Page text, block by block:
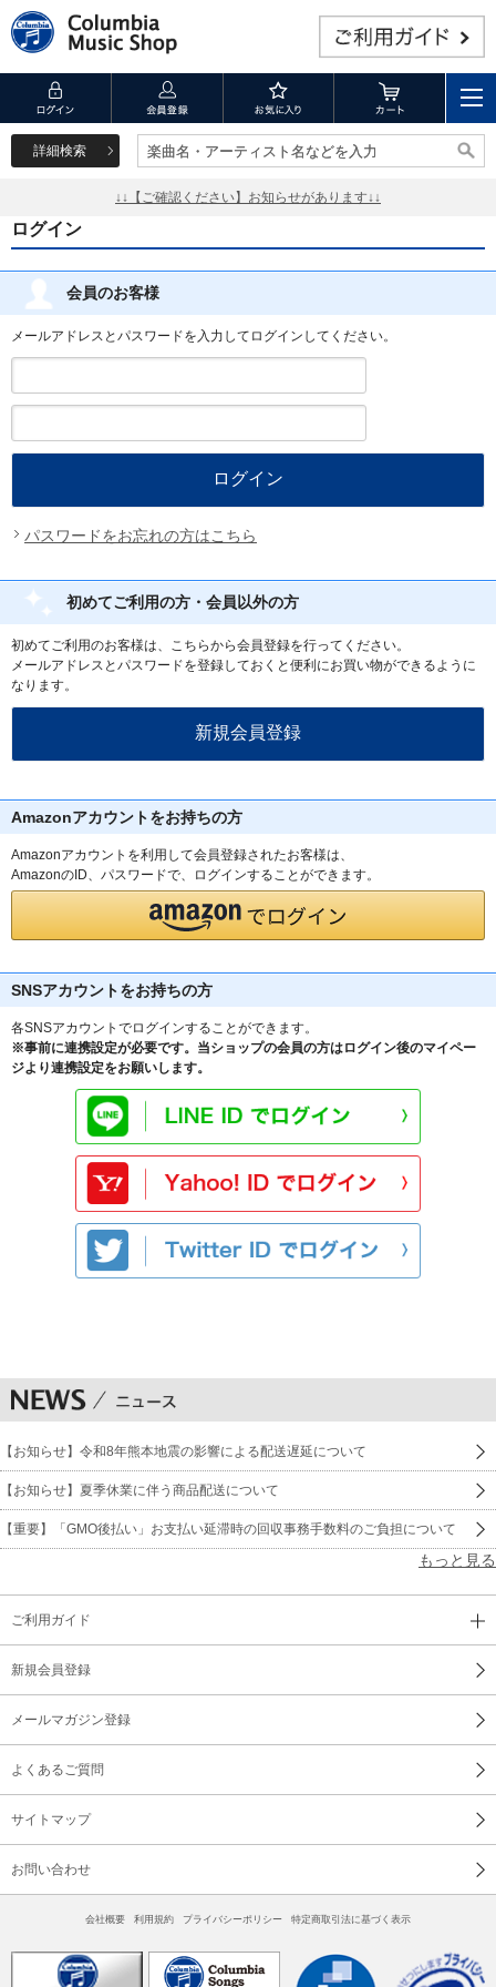
詳細検索 楽曲名・アーティスト名などを入力
楽曲名・アーティスト名などを入力
↓↓【ご確認ください】お知らせがあります↓↓
ログイン
会員のお客様
メールアドレスとパスワードを入力してログインしてください。
パスワードをお忘れの方はこちら
初めてご利用の方・会員以外の方
初めてご利用のお客様は、こちらから会員登録を行ってください。
メールアドレスとパスワードを登録しておくと便利にお買い物ができるように
なります。
Amazonアカウントをお持ちの方
Amazonアカウントを利用して会員登録されたお客様は、
AmazonのID、パスワードで、ログインすることができます。
SNSアカウントをお持ちの方
各SNSアカウントでログインすることができます。
※事前に連携設定が必要です。当ショップの会員の方はログイン後のマイペー
ジより連携設定をお願いします。
【お知らせ】令和8年熊本地震の影響による配送遅延について
【お知らせ】夏季休業に伴う商品配送について
【重要】「GMO後払い」お支払い延滞時の回収事務手数料のご負担について
もっと見る
ご利用ガイド
新規会員登録
メールマガジン登録
よくあるご質問
サイトマップ
お問い合わせ
会社概要 利用規約 プライバシーポリシー 特定商取引法に基づく表示